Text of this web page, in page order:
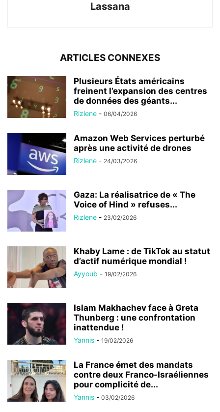
Lassana
ARTICLES CONNEXES
Plusieurs États américains
freinent l’expansion des centres
de données des géants...
Rizlene - 06/04/2026
Amazon Web Services perturbé
après une activité de drones
Rizlene - 24/03/2026
Gaza: La réalisatrice de « The
Voice of Hind » refuses...
Rizlene - 23/02/2026
Khaby Lame : de TikTok au statut
d’actif numérique mondial !
Ayyoub - 19/02/2026
Islam Makhachev face à Greta
Thunberg : une confrontation
inattendue !
Yannis - 19/02/2026
La France émet des mandats
contre deux Franco-Israéliennes
pour complicité de...
Yannis - 03/02/2026